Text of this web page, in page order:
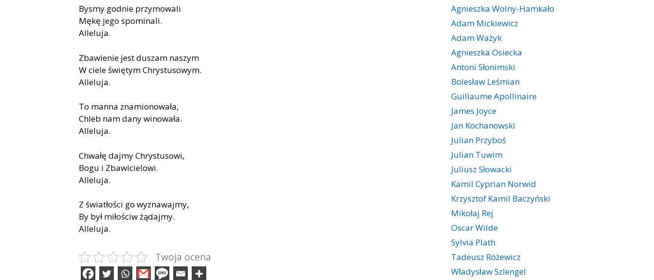
Bysmy godnie przymowali
Mękę jego spominali.
Alleluja.
Zbawienie jest duszam naszym
W ciele świętym Chrystusowym.
Alleluja.
To manna znamionowała,
Chleb nam dany winowała.
Alleluja.
Chwałę dajmy Chrystusowi,
Bogu i Zbawicielowi.
Alleluja.
Z światłości go wyznawajmy,
By był miłościw żądajmy.
Alleluja.
Twoja ocena
Agnieszka Wolny-Hamkało
Adam Mickiewicz
Adam Ważyk
Agnieszka Osiecka
Antoni Słonimski
Bolesław Leśmian
Guillaume Apollinaire
James Joyce
Jan Kochanowski
Julian Przyboś
Julian Tuwim
Juliusz Słowacki
Kamil Cyprian Norwid
Krzysztof Kamil Baczyński
Mikołaj Rej
Oscar Wilde
Sylvia Plath
Tadeusz Różewicz
Władysław Szlengel